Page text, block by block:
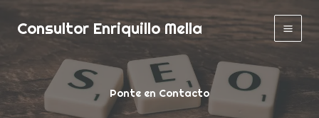
Consultor Enriquillo Mella
Ponte en Contacto